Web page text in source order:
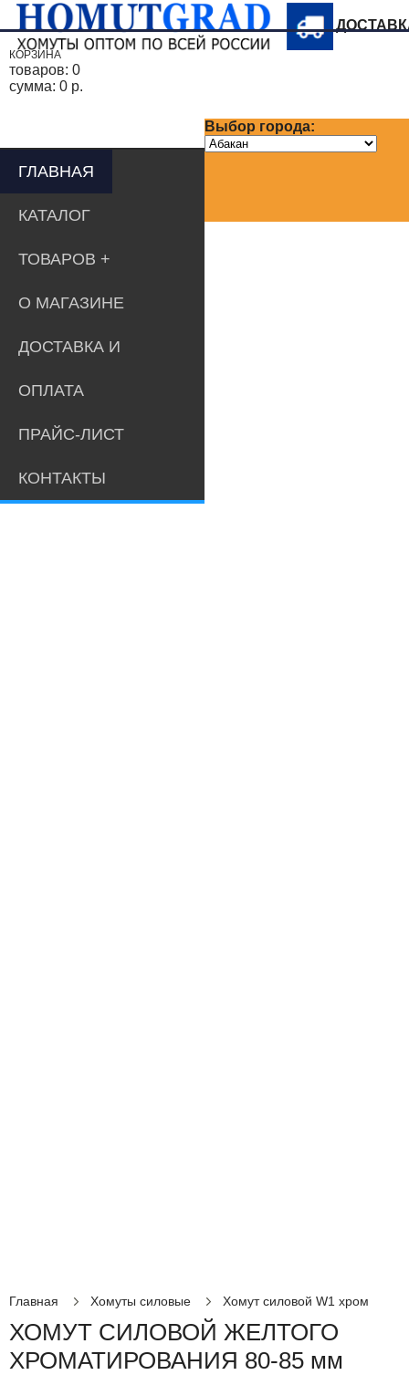
Выбор города:
КОРЗИНА
товаров: 0
сумма: 0 р.
ГЛАВНАЯ
КАТАЛОГ
ТОВАРОВ
О МАГАЗИНЕ
ДОСТАВКА И
ОПЛАТА
ПРАЙС-ЛИСТ
КОНТАКТЫ
Главная Хомуты силовые Хомут силовой W1 хром
ХОМУТ СИЛОВОЙ ЖЕЛТОГО
ХРОМАТИРОВАНИЯ 80-85 мм